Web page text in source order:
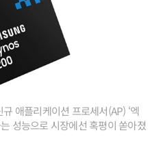
애플리케이션 프로세서(AP) ‘엑
성능으로 시장에선 혹평이 쏟아졌